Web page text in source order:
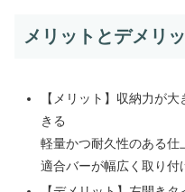
メリットとデメリ
【メリット】収納力が
きる
軽量かつ耐久性のある仕
適合バーが幅広く取り付